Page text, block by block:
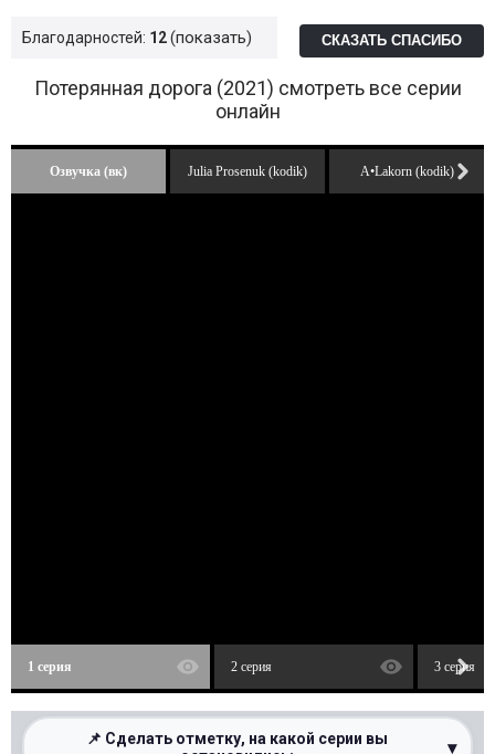
Благодарностей: 12 показать СКАЗАТЬ СПАСИБО
Потерянная дорога (2021) смотреть все серии
онлайн
Озвучка (вк) Julia Prosenuk (kodik) A•Lakorn (kodik)
1 серия 2 серия 3 серия
📌 Сделать отметку, на какой серии вы
▾